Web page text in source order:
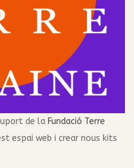
de la Fundació Terre
espai web i crear nous kits